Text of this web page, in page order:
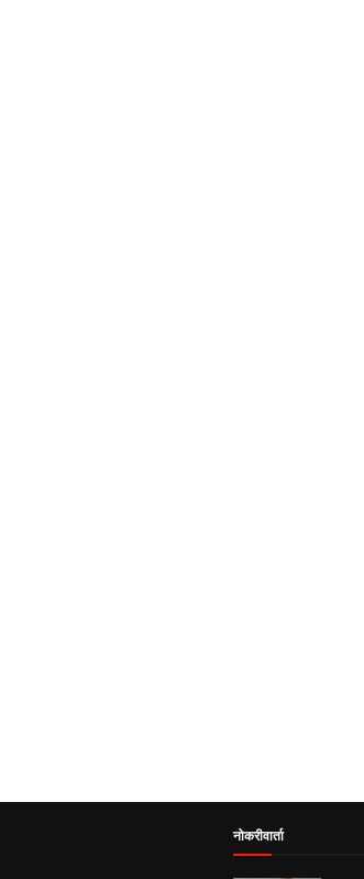
नोकरीवार्ता